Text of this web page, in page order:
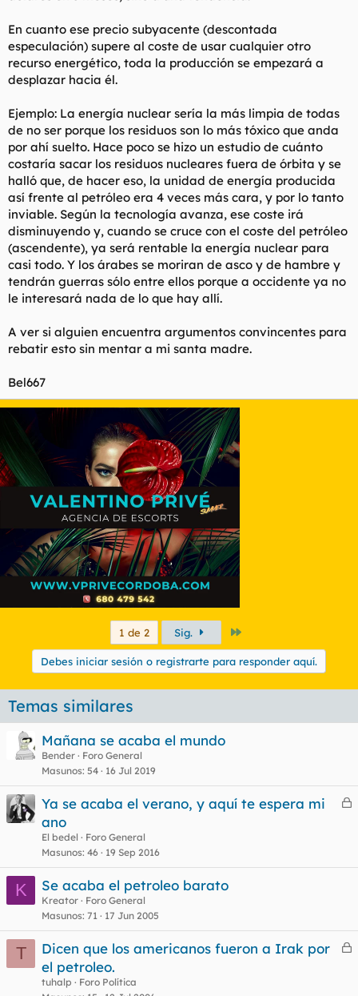
En cuanto ese precio subyacente (descontada
especulación) supere al coste de usar cualquier otro
recurso energético, toda la producción se empezará a
desplazar hacia él.
Ejemplo: La energía nuclear sería la más limpia de todas
de no ser porque los residuos son lo más tóxico que anda
por ahí suelto. Hace poco se hizo un estudio de cuánto
costaría sacar los residuos nucleares fuera de órbita y se
halló que, de hacer eso, la unidad de energía producida
así frente al petróleo era 4 veces más cara, y por lo tanto
inviable. Según la tecnología avanza, ese coste irá
disminuyendo y, cuando se cruce con el coste del petróleo
(ascendente), ya será rentable la energía nuclear para
casi todo. Y los árabes se moriran de asco y de hambre y
tendrán guerras sólo entre ellos porque a occidente ya no
le interesará nada de lo que hay allí.
A ver si alguien encuentra argumentos convincentes para
rebatir esto sin mentar a mi santa madre.
Bel667
1 de 2 Sig.
Debes iniciar sesión o registrarte para responder aquí.
Temas similares
Mañana se acaba el mundo
Bender
Foro General
Masunos 54 16 Jul 2019
C
a
Ya se acaba el verano, y aquí te espera mi
ano
El bedel
Foro General
Masunos 46 19 Sep 2016
K Se acaba el petroleo barato
Kreator
Foro General
Masunos 71 17 Jun 2005
T
C
Dicen que los americanos fueron a Irak por
el petroleo.
tuhalp
Foro Política